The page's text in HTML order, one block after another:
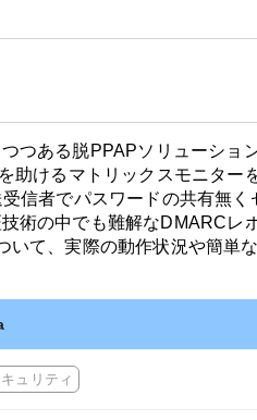
つある脱PPAPソリューショ
助けるマトリックスモニター
信者でパスワードの共有無
術の中でも難解なDMARCレ
て、実際の動作状況や簡単
ュリティ